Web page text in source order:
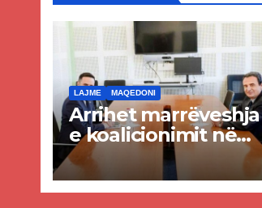
LAJME MAQEDONI
Arrihet marrëveshja
e koalicionimit në
parim mes Kurtit
dhe Abdixhikut